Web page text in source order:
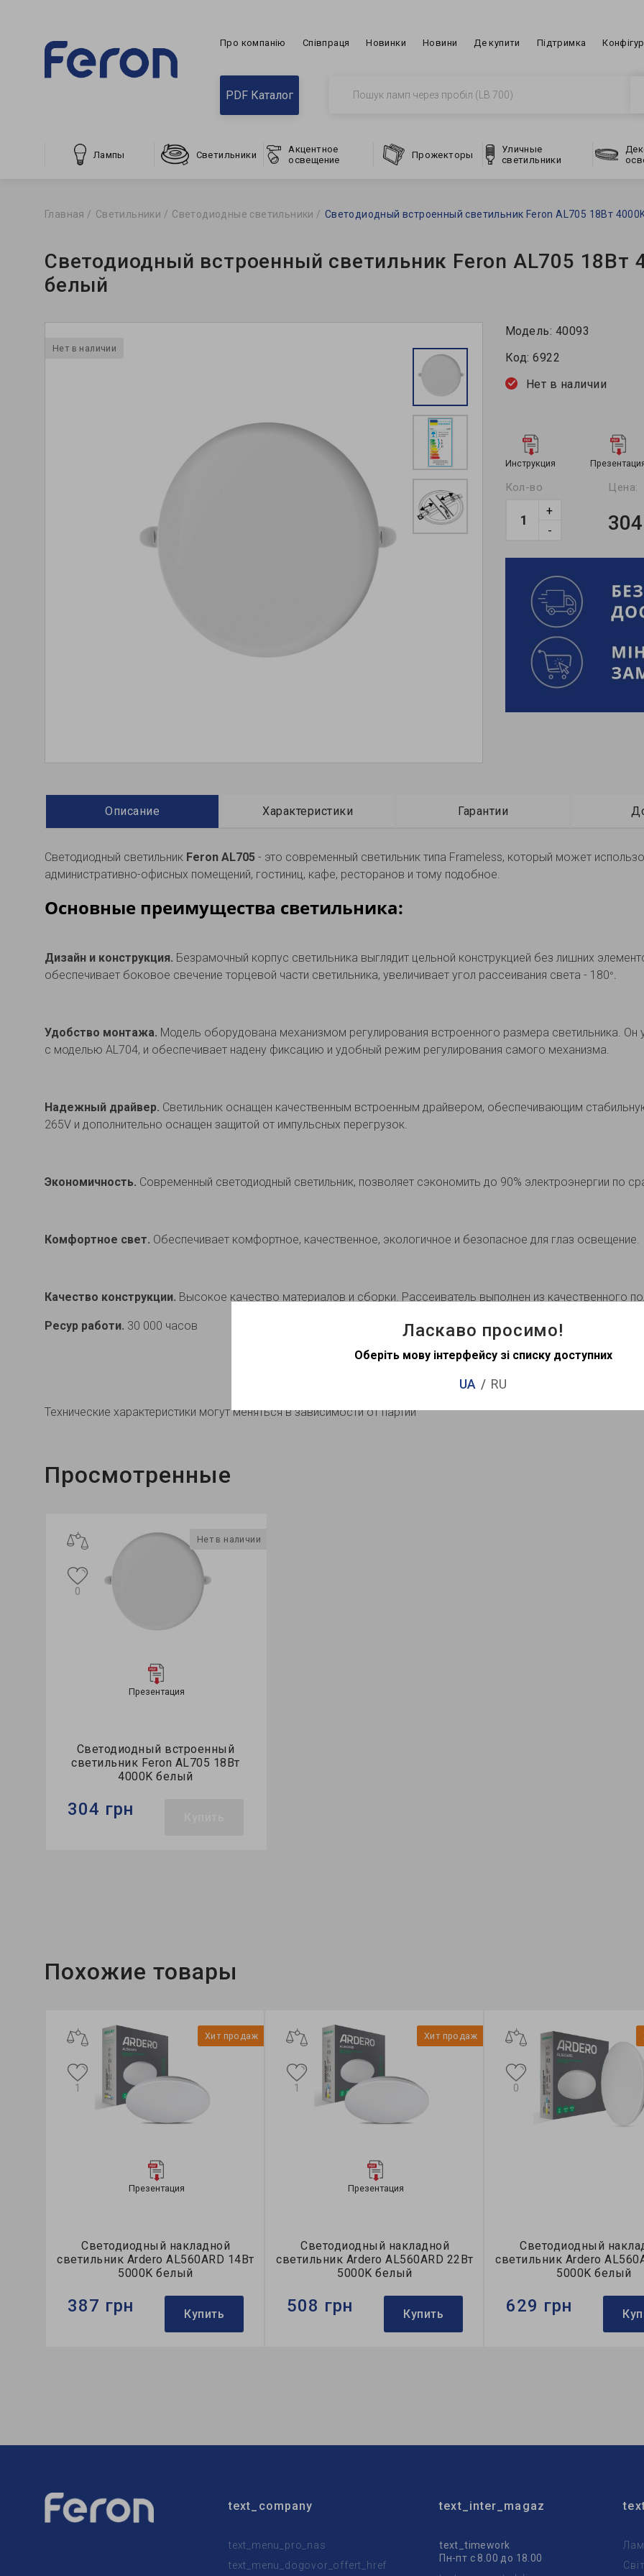
Про компанію Співпраця Новинки Новини Де купити Підтримка
PDF Каталог
Лампы Светильники
Акцентное
освещение
Прожекторы
Уличные
светильники
Главная Светильники Светодиодные светильники Светодиодный встроенный светильник Feron AL705 18Вт
Светодиодный встроенный светильник Feron AL705 18Вт
белый
Нет в наличии
Модель: 40093
Код: 6922
Нет в наличии
Инструкция
Кол-во
-
+
Цена:
Описание Характеристики Гарантии
Светодиодный светильник Feron AL705 - это современный светильник типа Frameless, который может
административно-офисных помещений, гостиниц, кафе, ресторанов и тому подобное.
Основные преимущества светильника:
Дизайн и конструкция. Безрамочный корпус светильника выглядит цельной конструкцией без лишних
обеспечивает боковое свечение торцевой части светильника, увеличивает угол рассеивания света - 180°.
Удобство монтажа. Модель оборудована механизмом регулирования встроенного размера светильника.
с моделью АL704, и обеспечивает надену фиксацию и удобный режим регулирования самого механизма.
Надежный драйвер. Светильник оснащен качественным встроенным драйвером, обеспечивающим
265V и дополнительно оснащен защитой от импульсных перегрузок.
Экономичность. Современный светодиодный светильник, позволяет сэкономить до 90% электроэнергии по
Комфортное свет. Обеспечивает комфортное, качественное, экологичное и безопасное для глаз освещение.
Качество конструкции. Высокое качество материалов и сборки. Рассеиватель выполнен из качественного
Ресур работи. 30 000 часов
Технические характеристики могут меняться в зависимости от партии
Просмотренные
Нет в наличии
Презентация
Светодиодный встроенный
светильник Feron AL705 18Вт
4000K белый
0
304 грн
Похожие товары
Хит продаж
Презентация
Светодиодный накладной
светильник Ardero AL560ARD 14Вт
5000K белый
1
387 грн Купить
Хит продаж
Презентация
Светодиодный накладной
светильник Ardero AL560ARD 22Вт
5000K белый
1
508 грн Купить
Светодиодный
светильник Ardero
5000K белый
0
629 грн
text_company
text_menu_pro_nas
text_menu_dogovor_offert_href
text_inter_magaz
text_timework
Пн-пт с 8.00 до 18.00
Ласкаво просимо!
Оберіть мову інтерфейсу зі списку доступних
UA RU